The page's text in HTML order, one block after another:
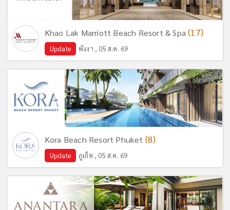
Khao Lak Marriott Beach Resort & Spa(17)
Update พังงา , 05 ส.ค. 69
Kora Beach Resort Phuket (8)
Update ภูเก็ต , 05 ส.ค. 69